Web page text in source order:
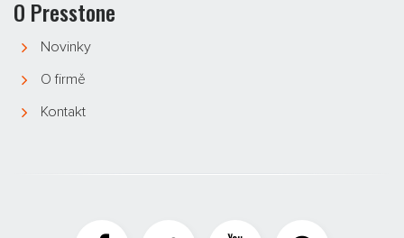
O Presstone
Novinky
O firmě
Kontakt